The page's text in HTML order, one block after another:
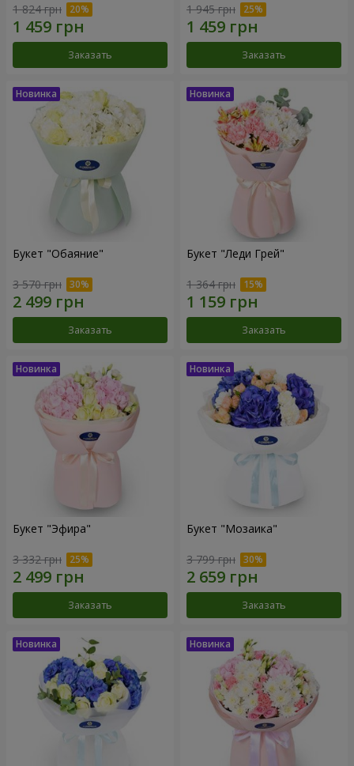
1 824 грн
Заказать
1 945 грн
Заказать
Букет "Обаяние"
3 570 грн
Заказать
Букет "Леди Грей"
1 364 грн
Заказать
Букет "Эфира"
3 332 грн
Заказать
Букет "Мозаика"
3 799 грн
Заказать